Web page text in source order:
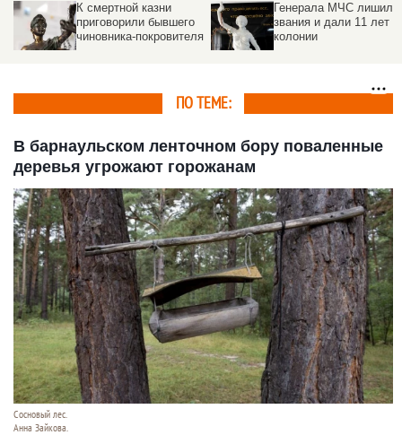
К смертной казни
приговорили бывшего
чиновника-покровителя
Генерала МЧС лишили
звания и дали 11 лет
колонии
ПО ТЕМЕ:
В барнаульском ленточном бору поваленные
деревья угрожают горожанам
Сосновый лес.
Анна Зайкова.